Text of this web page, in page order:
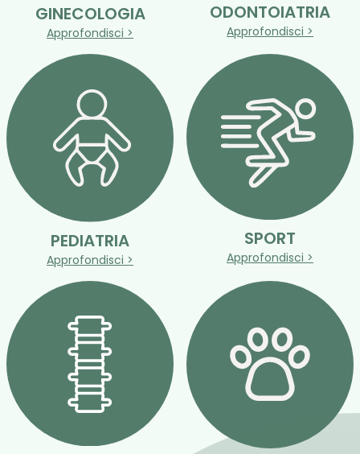
GINECOLOGIA
Approfondisci >
ODONTOIATRIA
Approfondisci >
PEDIATRIA
Approfondisci >
SPORT
Approfondisci >